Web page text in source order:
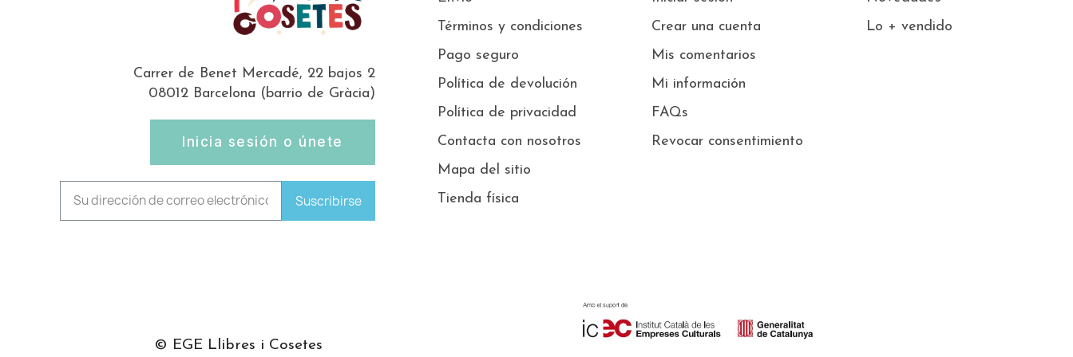
Carrer de Benet Mercadé, 22 bajos 2
08012 Barcelona (barrio de Gràcia)
Inicia sesión o únete
Suscribirse
Términos y condiciones
Pago seguro
Política de devolución
Política de privacidad
Contacta con nosotros
Mapa del sitio
Tienda física
Crear una cuenta
Mis comentarios
Mi información
FAQs
Revocar consentimiento
Lo + vendido
© EGE Llibres i Cosetes